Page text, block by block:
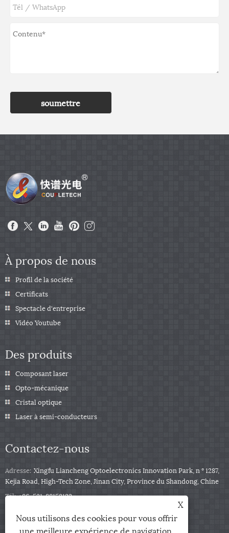
soumettre
À propos de nous
Profil de la société
Certificats
Spectacle d'entreprise
Vidéo Youtube
Des produits
Composant laser
Opto-mécanique
Cristal optique
Laser à semi-conducteurs
Contactez-nous
Adresse: Xingfu Liancheng Optoelectronics Innovation Park, n ° 1287,
Kejia Road, High-Tech Zone, Jinan City, Province du Shandong, Chine
Tél: +86-531-88153122
jingxu@coupletech.com
X
Nous utilisons des cookies pour vous offrir
une meilleure expérience de navigation,